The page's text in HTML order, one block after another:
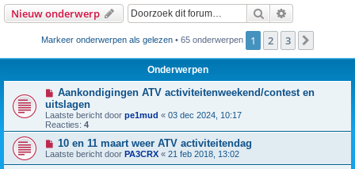
Nieuw onderwerp Zoek
Markeer onderwerpen als gelezen • 65 onderwerpen 1 2 3
Onderwerpen
Aankondigingen ATV activiteitenweekend/contest en
uitslagen
Laatste bericht door pe1mud « 03 dec 2024, 10:17
Reacties: 4
10 en 11 maart weer ATV activiteitendag
Laatste bericht door PA3CRX « 21 feb 2018, 13:02